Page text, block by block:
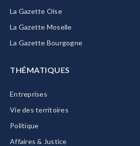
La Gazette Oise
La Gazette Moselle
La Gazette Bourgogne
THÉMATIQUES
Entreprises
Vie des territoires
Politique
Affaires & Justice